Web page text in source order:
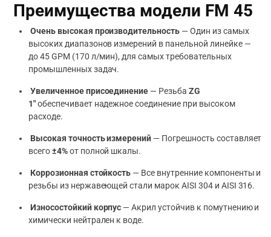
Преимущества модели FM 45
Очень высокая производительность — Один из самых
высоких диапазонов измерений в панельной линейке —
до 45 GPM (170 л/мин), для самых требовательных
промышленных задач.
Увеличенное присоединение — Резьба ZG
1″обеспечивает надежное соединение при высоком
расходе.
Высокая точность измерений — Погрешность составляет
всего±4%от полной шкалы.
Коррозионная стойкость — Все внутренние компоненты и
резьбы из нержавеющей стали марок AISI 304 и AISI 316.
Износостойкий корпус — Акрил устойчив к помутнению и
химически нейтрален к воде.